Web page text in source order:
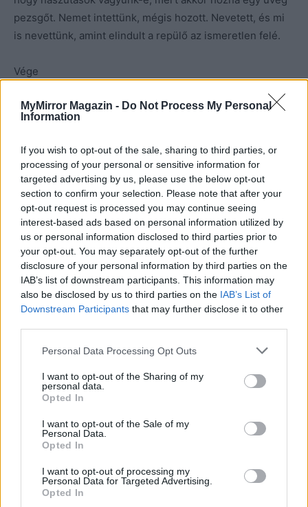
MyMirror Magazin - Do Not Process My Personal
Information
If you wish to opt-out of the sale, sharing to third parties, or
processing of your personal or sensitive information for
targeted advertising by us, please use the below opt-out
section to confirm your selection. Please note that after your
opt-out request is processed you may continue seeing
interest-based ads based on personal information utilized by
us or personal information disclosed to third parties prior to
your opt-out. You may separately opt-out of the further
disclosure of your personal information by third parties on the
IAB’s list of downstream participants. This information may
also be disclosed by us to third parties on the IAB’s List of
Downstream Participants that may further disclose it to other
Personal Data Processing Opt Outs
I want to opt-out of the Sharing of my
personal data.
Opted In
I want to opt-out of the Sale of my
Personal Data.
Opted In
I want to opt-out of processing my
Personal Data for Targeted Advertising.
Opted In
pezsgőt. Nemet intettünk, mégis hozott. Nevetett, és mi
is nevettünk, amint elindult a repülő az ismeretlen felé.
Vége
Oktatás és nevelés területén dolgozom, de minden
szabadidőmben írok. Szeretek belesni a hétköznapok függönye
mögött. Néha meséket is írok, de gyakrabban novellákat,
cikkeket és apró vicces történeteket.